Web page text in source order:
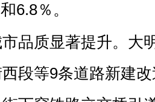
6.8％。
品质显著提升。大
段等9条道路新建